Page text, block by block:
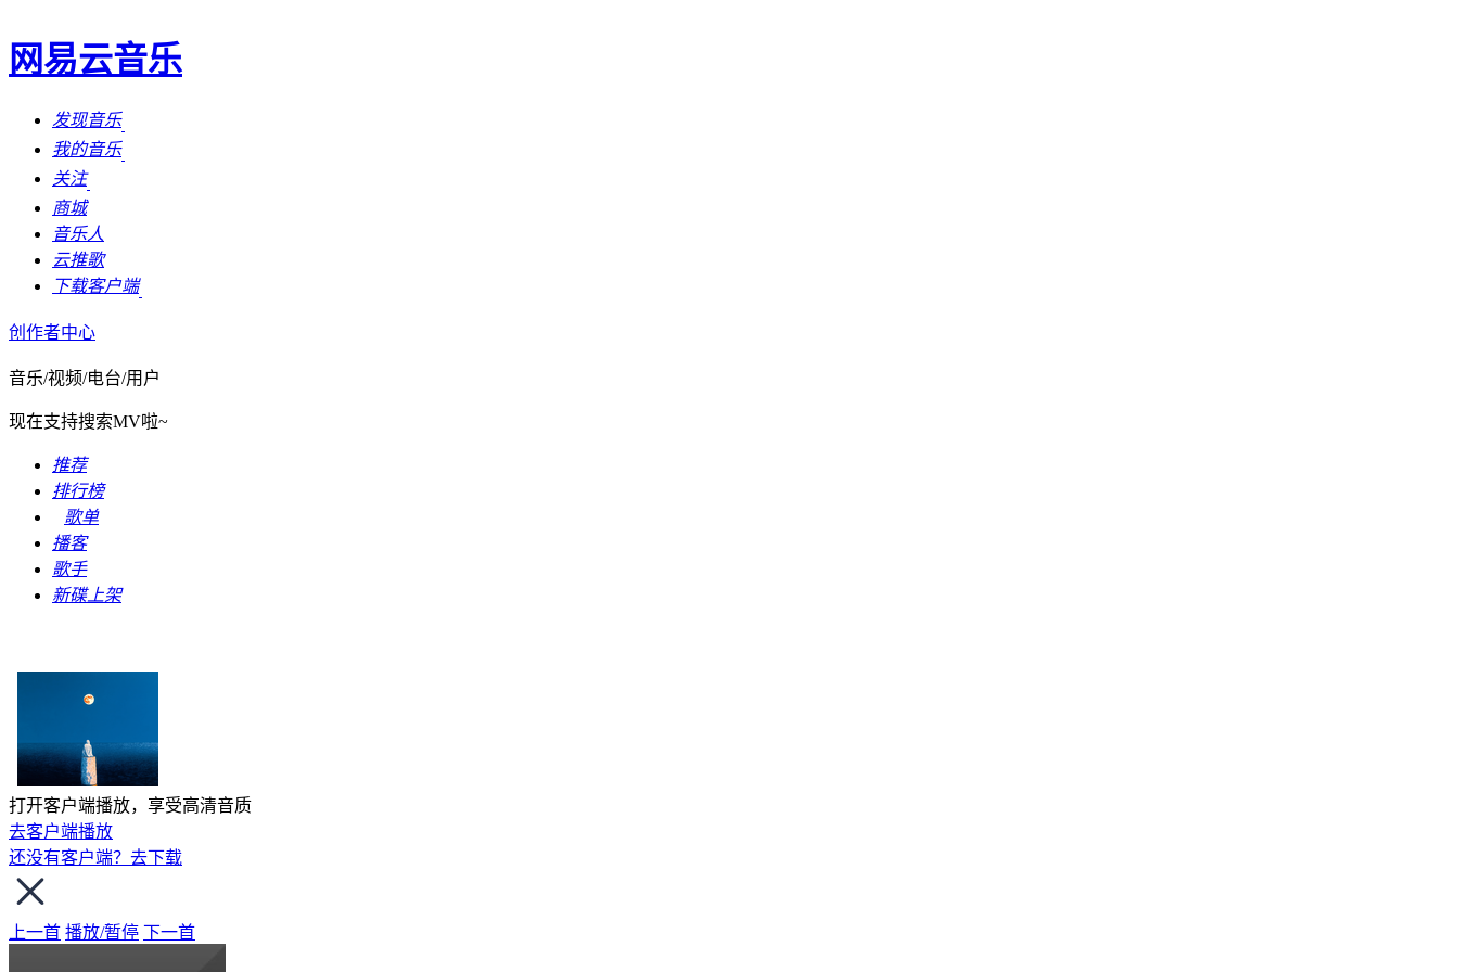
网易云音乐
发现音乐
我的音乐
关注
商城
音乐人
云推歌
下载客户端
创作者中心
音乐/视频/电台/用户
现在支持搜索MV啦~
推荐
排行榜
歌单
播客
歌手
新碟上架
打开客户端播放，享受高清音质
去客户端播放
还没有客户端？去下载
上一首 播放/暂停 下一首